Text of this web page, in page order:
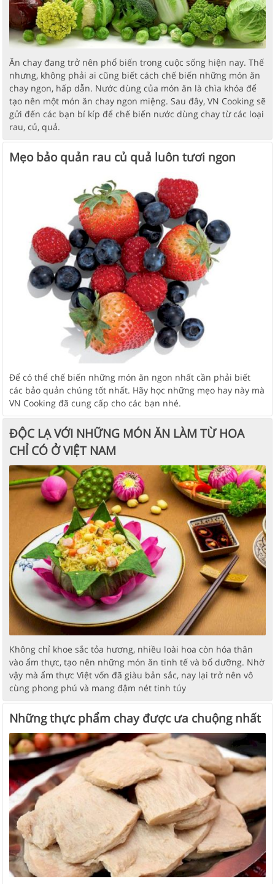
Ăn chay đang trở nên phổ biến trong cuộc sống hiện nay. Thế
nhưng, không phải ai cũng biết cách chế biến những món ăn
chay ngon, hấp dẫn. Nước dùng của món ăn là chìa khóa để
tạo nên một món ăn chay ngon miệng. Sau đây, VN Cooking sẽ
gửi đến các bạn bí kíp để chế biến nước dùng chay từ các loại
rau, củ, quả.
Mẹo bảo quản rau củ quả luôn tươi ngon
Để có thể chế biến những món ăn ngon nhất cần phải biết
các bảo quản chúng tốt nhất. Hãy học những mẹo hay này mà
VN Cooking đã cung cấp cho các bạn nhé.
ĐỘC LẠ VỚI NHỮNG MÓN ĂN LÀM TỪ HOA
CHỈ CÓ Ở VIỆT NAM
Không chỉ khoe sắc tỏa hương, nhiều loài hoa còn hóa thân
vào ẩm thực, tạo nên những món ăn tinh tế và bổ dưỡng. Nhờ
vậy mà ẩm thực Việt vốn đã giàu bản sắc, nay lại trở nên vô
cùng phong phú và mang đậm nét tinh túy
Những thực phẩm chay được ưa chuộng nhất